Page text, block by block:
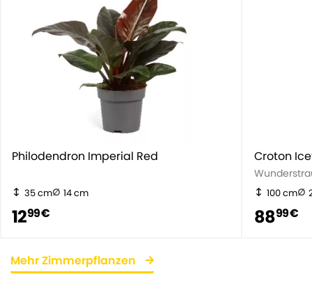
Philodendron Imperial Red
35 cm 14 cm
1299 €
Croton
100 cm
8899 €
Mehr Zimmerpflanzen